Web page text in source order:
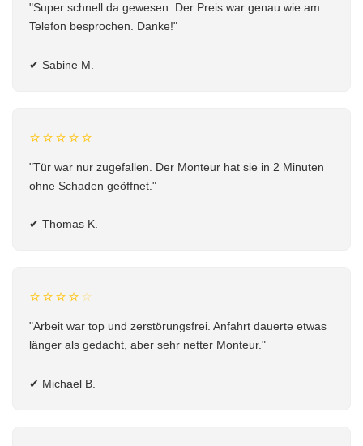
"Super schnell da gewesen. Der Preis war genau wie am
Telefon besprochen. Danke!"
✔ Sabine M.
⭐⭐⭐⭐⭐
"Tür war nur zugefallen. Der Monteur hat sie in 2 Minuten
ohne Schaden geöffnet."
✔ Thomas K.
⭐⭐⭐⭐⭐
"Arbeit war top und zerstörungsfrei. Anfahrt dauerte etwas
länger als gedacht, aber sehr netter Monteur."
✔ Michael B.